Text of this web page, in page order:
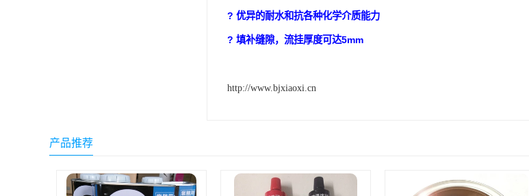
德国Wurth集团Kislin
ergo.丙烯酸结构胶
? 优异的耐水和抗各种化学介质能力
? 填补缝隙，流挂厚度可达5mm
http://www.bjxiaoxi.cn
产品推荐